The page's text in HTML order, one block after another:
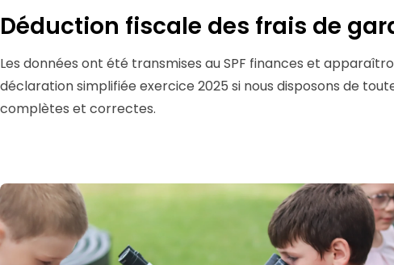
Déduction fiscale des frais de
Les données ont été transmises au SPF finances et
déclaration simplifiée exercice 2025 si nous disposons de
complètes et correctes.